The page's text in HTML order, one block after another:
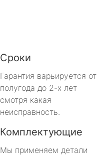
Сроки
Гарантия варьируется от
полугода до 2-х лет
смотря какая
неисправность.
Комплектующие
Мы применяем детали